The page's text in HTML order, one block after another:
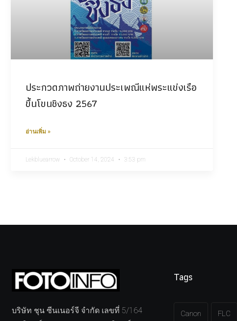
ประกวดภาพถ่ายงานประเพณีแห่พระแข่งเรือ
ขึ้นโขนชิงธง 2567
อ่านเพิ่ม »
Lekbluearrow October 14, 2024 3:53 pm
บริษัท ชุน ซีนเนอร์จี จำกัด เลขที่ 5/164
Tags
Canon FLC